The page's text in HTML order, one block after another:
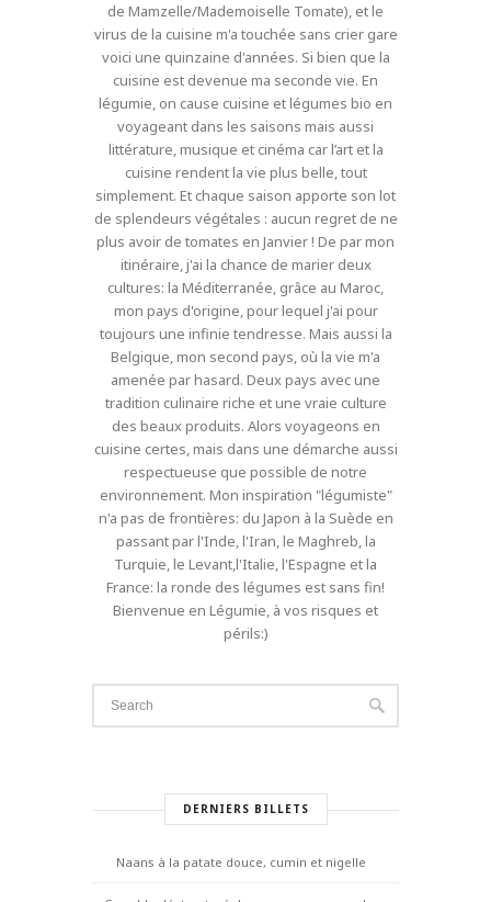
de Mamzelle/Mademoiselle Tomate), et le
virus de la cuisine m'a touchée sans crier gare
voici une quinzaine d'années. Si bien que la
cuisine est devenue ma seconde vie. En
légumie, on cause cuisine et légumes bio en
voyageant dans les saisons mais aussi
littérature, musique et cinéma car l’art et la
cuisine rendent la vie plus belle, tout
simplement. Et chaque saison apporte son lot
de splendeurs végétales : aucun regret de ne
plus avoir de tomates en Janvier ! De par mon
itinéraire, j'ai la chance de marier deux
cultures: la Méditerranée, grâce au Maroc,
mon pays d'origine, pour lequel j'ai pour
toujours une infinie tendresse. Mais aussi la
Belgique, mon second pays, où la vie m'a
amenée par hasard. Deux pays avec une
tradition culinaire riche et une vraie culture
des beaux produits. Alors voyageons en
cuisine certes, mais dans une démarche aussi
respectueuse que possible de notre
environnement. Mon inspiration "légumiste"
n'a pas de frontières: du Japon à la Suède en
passant par l'Inde, l'Iran, le Maghreb, la
Turquie, le Levant,l'Italie, l'Espagne et la
France: la ronde des légumes est sans fin!
Bienvenue en Légumie, à vos risques et
périls:)
DERNIERS BILLETS
Naans à la patate douce, cumin et nigelle